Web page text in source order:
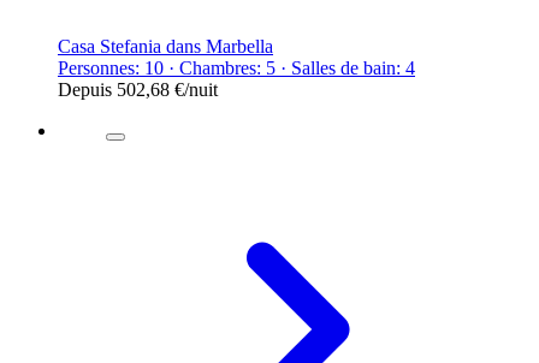
Casa Stefania dans Marbella
Personnes: 10 · Chambres: 5 · Salles de bain: 4
Depuis 502,68 €/nuit